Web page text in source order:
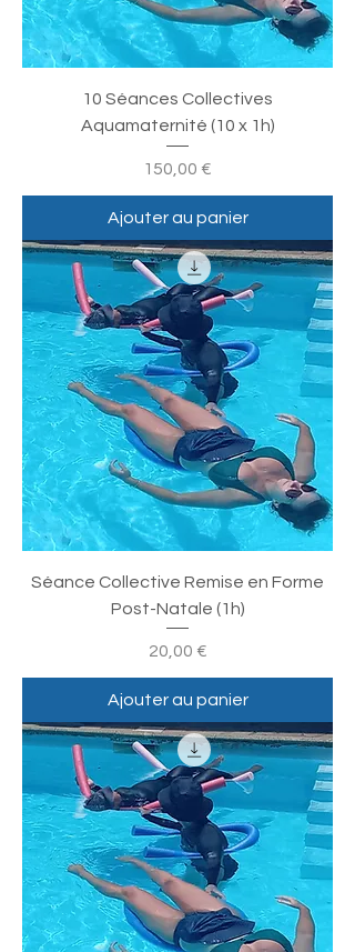
10 Séances Collectives
Aquamaternité (10 x 1h)
Prix
150,00 €
Ajouter au panier
Séance Collective Remise en Forme
Post-Natale (1h)
Prix
20,00 €
Ajouter au panier